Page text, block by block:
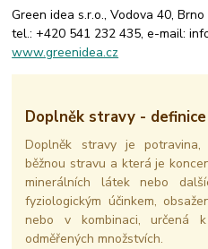
Green idea s.r.o., Vodova 40,
tel.: +420 541 232 435, e-mail:
www.greenidea.cz
Doplněk stravy -
Doplněk stravy je
běžnou stravu a která je
minerálních látek nebo
fyziologickým účinkem,
nebo v kombinaci, určená
odměřených množstvích.